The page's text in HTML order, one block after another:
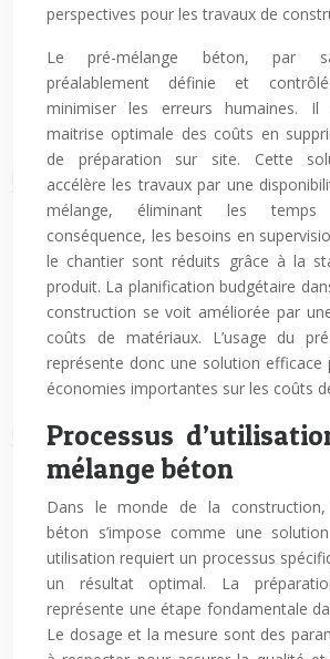
perspectives pour les travaux de
Le pré-mélange béton, par
préalablement définie et
minimiser les erreurs humaines.
maitrise optimale des coûts en
de préparation sur site. Cette
accélère les travaux par une
mélange, éliminant les temps
conséquence, les besoins en
le chantier sont réduits grâce à la
produit. La planification budgétaire
construction se voit améliorée par
coûts de matériaux. L’usage du
représente donc une solution efficace
économies importantes sur les coûts
Processus
mélange béton
Dans le monde de la construction,
béton s’impose comme une
utilisation requiert un processus
un résultat optimal. La
représente une étape fondamentale
Le dosage et la mesure sont des